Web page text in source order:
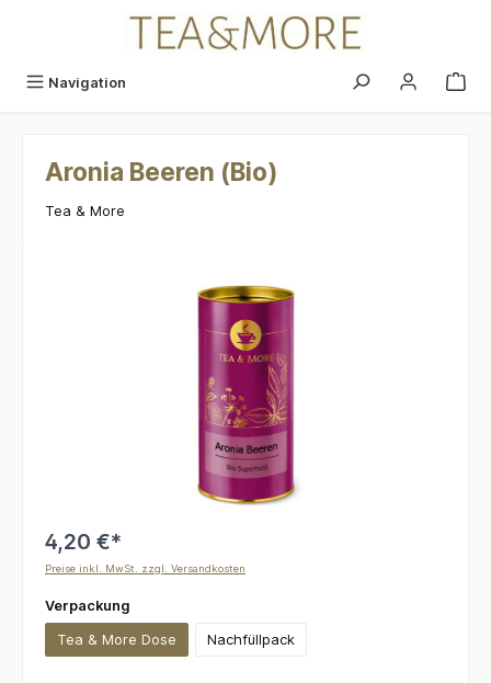
Navigation
Aronia Beeren (Bio)
Tea & More
4,20 €*
Preise inkl. MwSt. zzgl. Versandkosten
Verpackung
Tea & More Dose Nachfüllpack